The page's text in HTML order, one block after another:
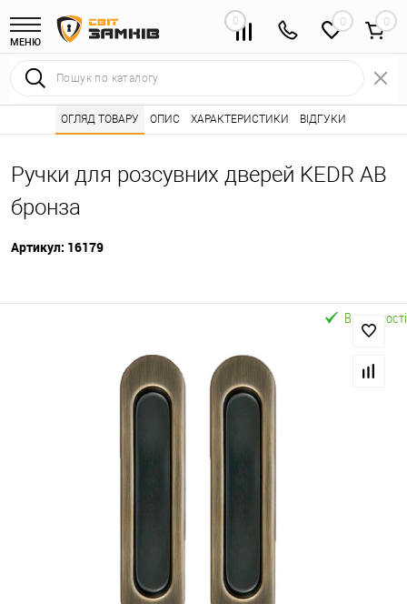
МЕНЮ
0 0
Інтернет магазин замків • Каталог товарів ⭐ Розсувні системи
Ручки для розсувних дверей KEDR AB
бронза
Артикул: 16179
ОГЛЯД ТОВАРУ ОПИС ХАРАКТЕРИСТИКИ ВІДГУКИ
В наявності